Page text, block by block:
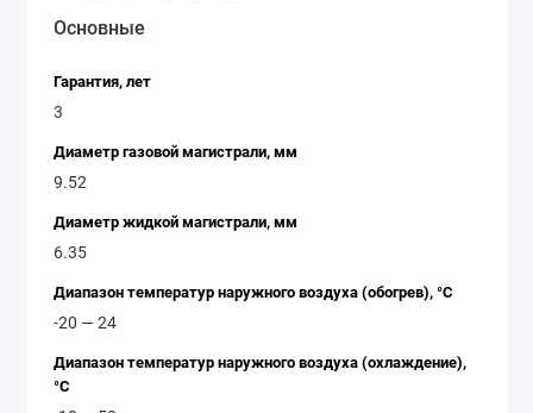
или офиса.
Характеристики товара:
Мощность нагрева: 3,2 кВт
Режимы работы: охлаждение, нагрев, осушение
Основные
Гарантия, лет
3
Диаметр газовой магистрали, мм
9.52
Диаметр жидкой магистрали, мм
6.35
Диапазон температур наружного воздуха (обогрев), °C
-20 — 24
Диапазон температур наружного воздуха (охлаждение),
°C